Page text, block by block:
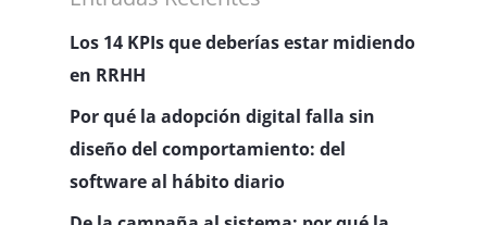
Los 14 KPIs que deberías estar midiendo
en RRHH
Por qué la adopción digital falla sin
diseño del comportamiento: del
software al hábito diario